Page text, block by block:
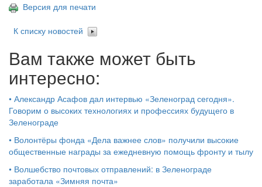
Версия для печати
К списку новостей
Вам также может быть
интересно:
• Александр Асафов дал интервью «Зеленоград сегодня».
Говорим о высоких технологиях и профессиях будущего в
Зеленограде
• Волонтёры фонда «Дела важнее слов» получили высокие
общественные награды за ежедневную помощь фронту и тылу
• Волшебство почтовых отправлений: в Зеленограде
заработала «Зимняя почта»